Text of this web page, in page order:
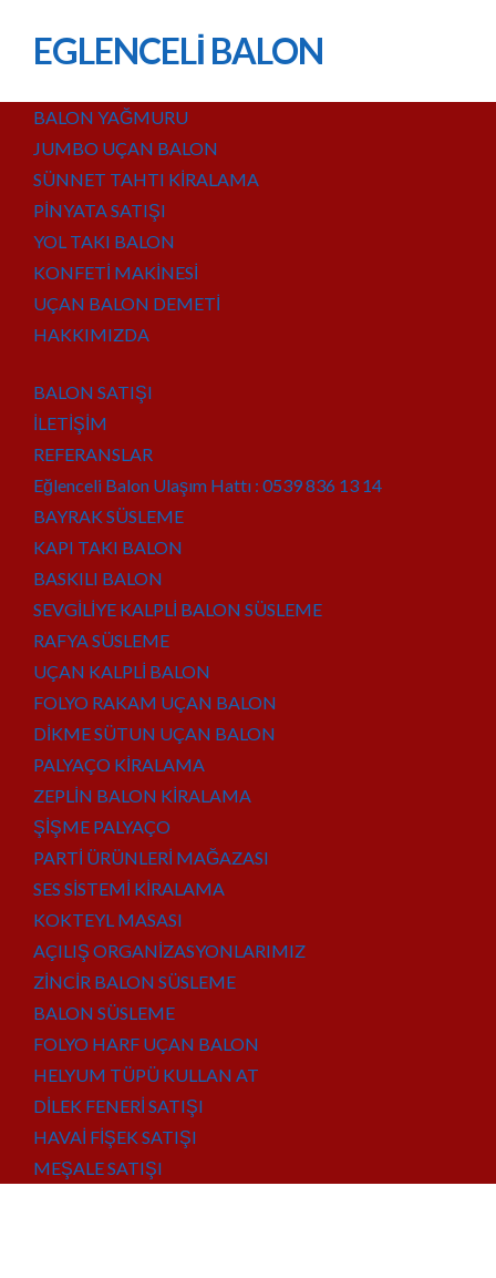
EGLENCELİ BALON
BALON YAĞMURU
JUMBO UÇAN BALON
SÜNNET TAHTI KİRALAMA
PİNYATA SATIŞI
YOL TAKI BALON
KONFETİ MAKİNESİ
UÇAN BALON DEMETİ
HAKKIMIZDA
BALON SATIŞI
İLETİŞİM
REFERANSLAR
Eğlenceli Balon Ulaşım Hattı : 0539 836 13 14
BAYRAK SÜSLEME
KAPI TAKI BALON
BASKILI BALON
SEVGİLİYE KALPLİ BALON SÜSLEME
RAFYA SÜSLEME
UÇAN KALPLİ BALON
FOLYO RAKAM UÇAN BALON
DİKME SÜTUN UÇAN BALON
PALYAÇO KİRALAMA
ZEPLİN BALON KİRALAMA
ŞİŞME PALYAÇO
PARTİ ÜRÜNLERİ MAĞAZASI
SES SİSTEMİ KİRALAMA
KOKTEYL MASASI
AÇILIŞ ORGANİZASYONLARIMIZ
ZİNCİR BALON SÜSLEME
BALON SÜSLEME
FOLYO HARF UÇAN BALON
HELYUM TÜPÜ KULLAN AT
DİLEK FENERİ SATIŞI
HAVAİ FİŞEK SATIŞI
MEŞALE SATIŞI